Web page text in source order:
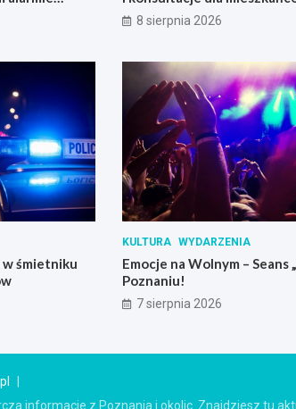
8 sierpnia 2026
śmietniku
KULTURA WYDARZENIA
Emocje na Wolnym – Seans
Poznaniu!
7 sierpnia 2026
informacje z Poznania i okolic. Znajdziesz tu